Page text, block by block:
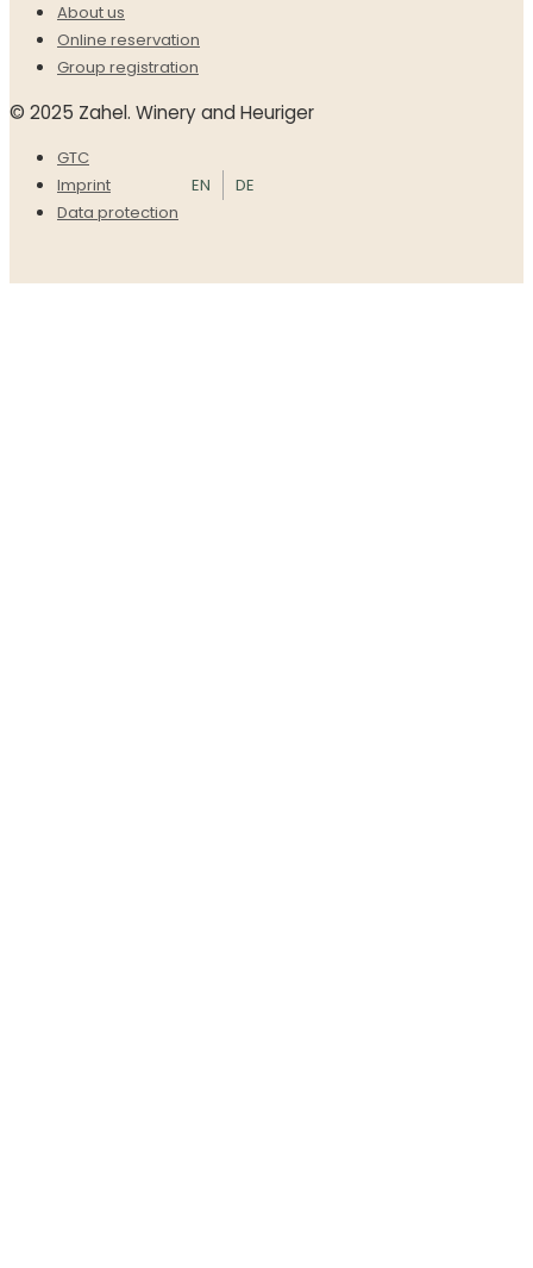
About us
Online reservation
Group registration
© 2025 Zahel. Winery and Heuriger
GTC
Imprint
Data protection
EN DE